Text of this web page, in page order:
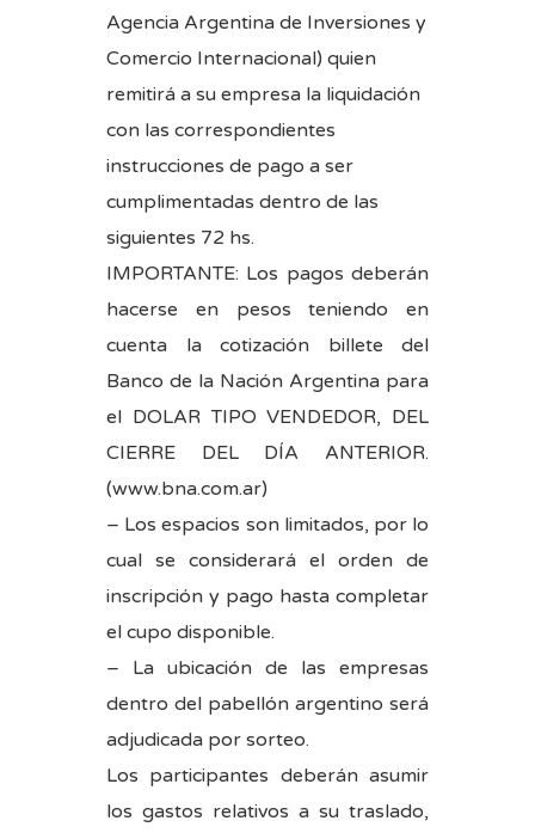
Agencia Argentina de Inversiones y
Comercio Internacional) quien
remitirá a su empresa la liquidación
con las correspondientes
instrucciones de pago a ser
cumplimentadas dentro de las
siguientes 72 hs.
IMPORTANTE: Los pagos deberán
hacerse en pesos teniendo en
cuenta la cotización billete del
Banco de la Nación Argentina para
el DOLAR TIPO VENDEDOR, DEL
CIERRE DEL DÍA ANTERIOR.
(www.bna.com.ar)
– Los espacios son limitados, por lo
cual se considerará el orden de
inscripción y pago hasta completar
el cupo disponible.
– La ubicación de las empresas
dentro del pabellón argentino será
adjudicada por sorteo.
Los participantes deberán asumir
los gastos relativos a su traslado,